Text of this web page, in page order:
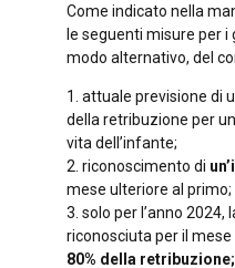
Come indicato nella
le seguenti misure per
modo alternativo, del
1. attuale previsione di
della retribuzione per
vita dell’infante;
2. riconoscimento di
mese ulteriore al primo;
3. solo per l’anno 2024,
riconosciuta per il
80% della retribuzione;